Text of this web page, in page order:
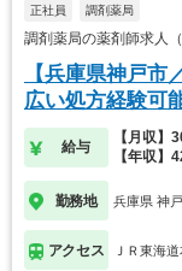
正社員 調剤薬局
調剤薬局の薬剤師求人
【兵庫県神戸
広い処方経験可
給与
【月収】
【年収】
勤務地 兵庫県 神
アクセス ＪＲ東海